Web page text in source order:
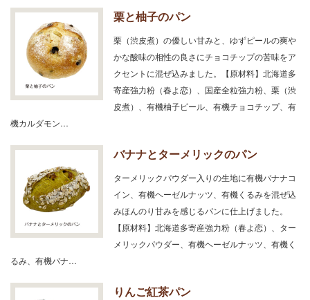
栗と柚子のパン
栗（渋皮煮）の優しい甘みと、ゆずピールの爽や
かな酸味の相性の良さにチョコチップの苦味をア
クセントに混ぜ込みました。【原材料】北海道多
寄産強力粉（春よ恋）、国産全粒強力粉、栗（渋
皮煮）、有機柚子ピール、有機チョコチップ、有
機カルダモン…
バナナとターメリックのパン
ターメリックパウダー入りの生地に有機バナナコ
イン、有機ヘーゼルナッツ、有機くるみを混ぜ込
みほんのり甘みを感じるパンに仕上げました。
【原材料】北海道多寄産強力粉（春よ恋）、ター
メリックパウダー、有機ヘーゼルナッツ、有機く
るみ、有機バナ…
りんご紅茶パン